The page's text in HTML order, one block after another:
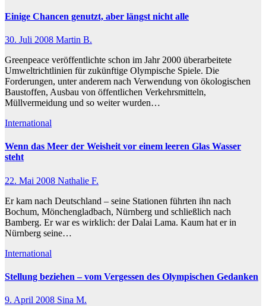
Einige Chancen genutzt, aber längst nicht alle
30. Juli 2008 Martin B.
Greenpeace veröffentlichte schon im Jahr 2000 überarbeitete
Umweltrichtlinien für zukünftige Olympische Spiele. Die
Forderungen, unter anderem nach Verwendung von ökologischen
Baustoffen, Ausbau von öffentlichen Verkehrsmitteln,
Müllvermeidung und so weiter wurden…
International
Wenn das Meer der Weisheit vor einem leeren Glas Wasser
steht
22. Mai 2008 Nathalie F.
Er kam nach Deutschland – seine Stationen führten ihn nach
Bochum, Mönchengladbach, Nürnberg und schließlich nach
Bamberg. Er war es wirklich: der Dalai Lama. Kaum hat er in
Nürnberg seine…
International
Stellung beziehen – vom Vergessen des Olympischen Gedanken
9. April 2008 Sina M.